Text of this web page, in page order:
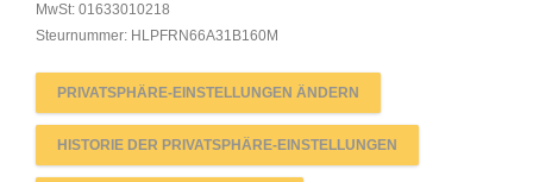
MwSt: 01633010218
Steurnummer: HLPFRN66A31B160M
PRIVATSPHÄRE-EINSTELLUNGEN ÄNDERN
HISTORIE DER PRIVATSPHÄRE-EINSTELLUNGEN